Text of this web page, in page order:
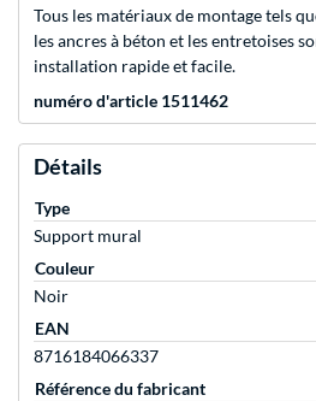
Tous les matériaux de montage tels
les ancres à béton et les entretoises
installation rapide et facile.
numéro d'article 1511462
Détails
Type
Support mural
Couleur
Noir
EAN
8716184066337
Référence du fabricant